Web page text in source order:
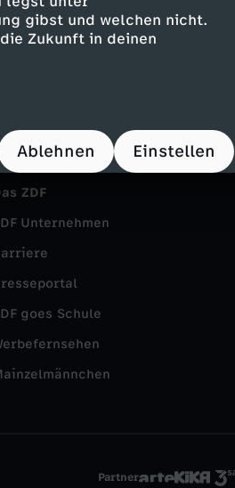
gibst und welchen nicht.
Zukunft in deinen
Ablehnen Einstellen
ZDF
Unternehmen
goes Schule
Partner